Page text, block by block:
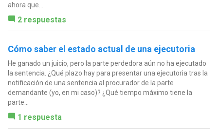
ahora que...
2 respuestas
Cómo saber el estado actual de una ejecutoria
He ganado un juicio, pero la parte perdedora aún no ha ejecutado
la sentencia. ¿Qué plazo hay para presentar una ejecutoria tras la
notificación de una sentencia al procurador de la parte
demandante (yo, en mi caso)? ¿Qué tiempo máximo tiene la
parte...
1 respuesta